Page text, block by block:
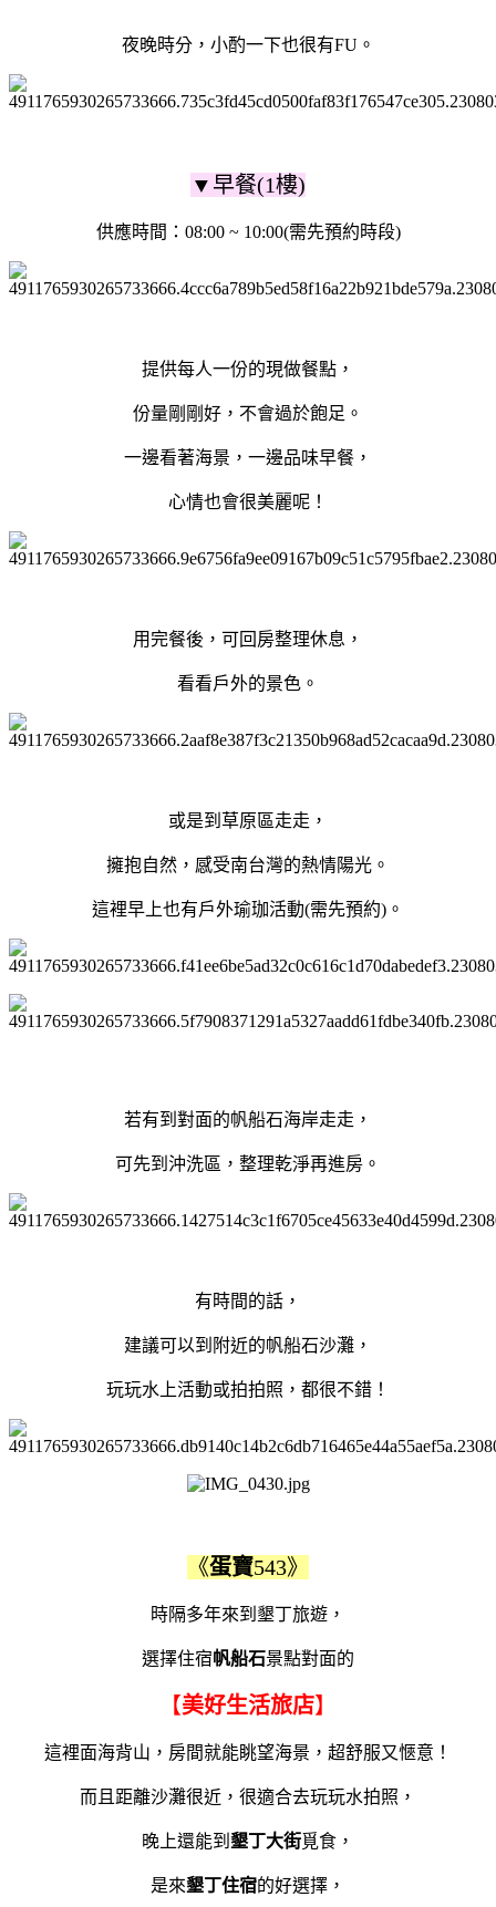
夜晚時分，小酌一下也很有FU。
▼早餐(1樓)
供應時間：08:00 ~ 10:00(需先預約時段)
提供每人一份的現做餐點，
份量剛剛好，不會過於飽足。
一邊看著海景，一邊品味早餐，
心情也會很美麗呢！
用完餐後，可回房整理休息，
看看戶外的景色。
或是到草原區走走，
擁抱自然，感受南台灣的熱情陽光。
這裡早上也有戶外瑜珈活動(需先預約)。
若有到對面的帆船石海岸走走，
可先到沖洗區，整理乾淨再進房。
有時間的話，
建議可以到附近的帆船石沙灘，
玩玩水上活動或拍拍照，都很不錯！
《蛋寶543》
時隔多年來到墾丁旅遊，
選擇住宿帆船石景點對面的
【美好生活旅店】
這裡面海背山，房間就能眺望海景，超舒服又愜意！
而且距離沙灘很近，很適合去玩玩水拍照，
晚上還能到 墾丁大街覓食，
是來墾丁住宿的好選擇，